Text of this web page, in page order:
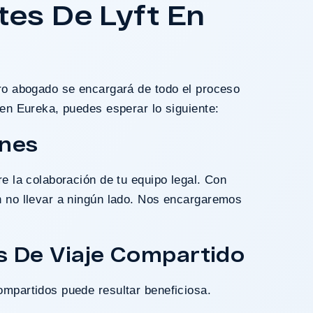
De Lyft En
abogado se encargará de todo el proceso
Eureka, puedes esperar lo siguiente:
la colaboración de tu equipo legal. Con
llevar a ningún lado. Nos encargaremos
De Viaje Compartido
puede resultar beneficiosa.